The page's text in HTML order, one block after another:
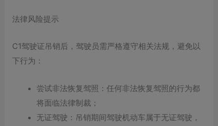
法律风险提示
C1驾驶证吊销后，驾驶员需严格遵守相关法规，避免以
下行为：
尝试非法恢复驾照：任何非法恢复驾照的行为都
将面临法律制裁；
无证驾驶：吊销期间驾驶机动车属于无证驾驶，